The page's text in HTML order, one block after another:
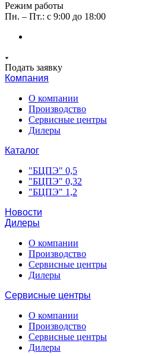
Режим работы
Пн. – Пт.: с 9:00 до 18:00
Подать заявку
Компания
О компании
Производство
Сервисные центры
Дилеры
Каталог
"БЦПЭ" 0,5
"БЦПЭ" 0,32
"БЦПЭ" 1,2
Новости
Дилеры
О компании
Производство
Сервисные центры
Дилеры
Сервисные центры
О компании
Производство
Сервисные центры
Дилеры